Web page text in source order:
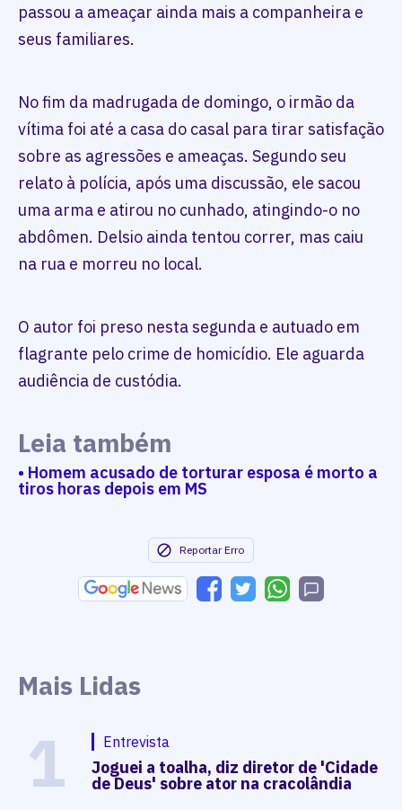
passou a ameaçar ainda mais a companheira e
seus familiares.
No fim da madrugada de domingo, o irmão da
vítima foi até a casa do casal para tirar satisfação
sobre as agressões e ameaças. Segundo seu
relato à polícia, após uma discussão, ele sacou
uma arma e atirou no cunhado, atingindo-o no
abdômen. Delsio ainda tentou correr, mas caiu
na rua e morreu no local.
O autor foi preso nesta segunda e autuado em
flagrante pelo crime de homicídio. Ele aguarda
audiência de custódia.
Leia também
• Homem acusado de torturar esposa é morto a
tiros horas depois em MS
Reportar Erro
Mais Lidas
1 Entrevista
Joguei a toalha, diz diretor de 'Cidade
de Deus' sobre ator na cracolândia